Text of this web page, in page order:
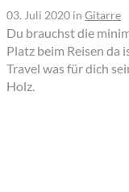
03. Juli 2020 in Gitarre
Du brauchst die
Platz beim Reisen da
Travel was für dich
Holz.